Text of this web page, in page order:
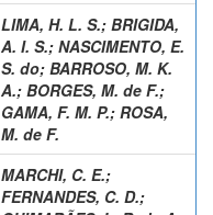
LIMA, H. L. S.; BRIGIDA,
A. I. S.; NASCIMENTO, E.
S. do; BARROSO, M. K.
A.; BORGES, M. de F.;
GAMA, F. M. P.; ROSA,
M. de F.
MARCHI, C. E.;
FERNANDES, C. D.;